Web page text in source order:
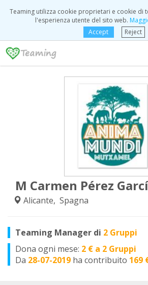
Teaming utilizza cookie proprietari e cookie di
l'esperienza utente del sito web.
Accept
Reject
M Carmen Pérez
Alicante, Spagna
Teaming Manager di 2 Gruppi
Dona ogni mese: 2 € a 2 Gruppi
Da 28-07-2019 ha contribuito 169